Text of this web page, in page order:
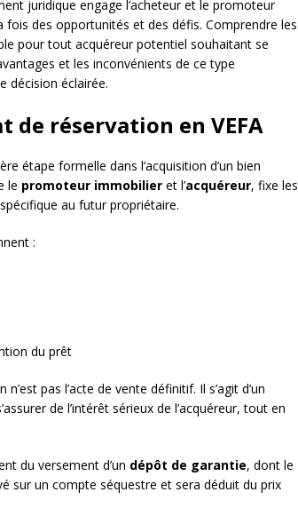
juridique engage l’acheteur et le promoteur
des opportunités et des défis. Comprendre les
pour tout acquéreur potentiel souhaitant se
et les inconvénients de ce type
décision éclairée.
de réservation en VEFA
étape formelle dans l’acquisition d’un bien
le promoteur immobilier et l’acquéreur, fixe les
au futur propriétaire.
:
du prêt
pas l’acte de vente définitif. Il s’agit d’un
de l’intérêt sérieux de l’acquéreur, tout en
du versement d’un dépôt de garantie, dont le
sur un compte séquestre et sera déduit du prix